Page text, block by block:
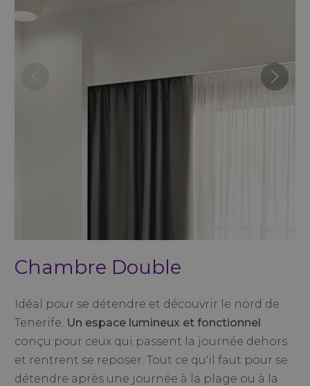
Chambre Double
Idéal pour se détendre et découvrir le nord de
Tenerife. Un espace lumineux et fonctionnel
conçu pour ceux qui passent la journée dehors
et rentrent se reposer. Tout ce qu'il faut pour se
détendre après une journée à la plage ou à la